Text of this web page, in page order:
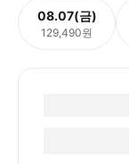
08.07(금)
129,490원